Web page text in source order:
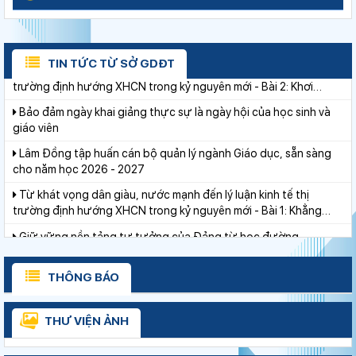
TIN TỨC TỪ SỞ GDĐT
Khát khao thay đổi cuộc sống bằng con đường học tập
Từ khát vọng dân giàu, nước mạnh đến lý luận kinh tế thị
trường định hướng XHCN trong kỷ nguyên mới - Bài 2: Khơi
thông nguồn lực, vững bước tiến vào kỷ nguyên mới (tiếp theo
và hết)
Bảo đảm ngày khai giảng thực sự là ngày hội của học sinh và
Lâm Đồng tập huấn cán bộ quản lý ngành Giáo dục, sẵn sàng
cho năm học 2026 - 2027
Từ khát vọng dân giàu, nước mạnh đến lý luận kinh tế thị
trường định hướng XHCN trong kỷ nguyên mới - Bài 1: Khẳng
định tư tưởng Hồ Chí Minh, đấu tranh với luận điệu xuyên tạc
Giữ vững nền tảng tư tưởng của Ðảng từ học đường
Bộ Giáo dục và Đào tạo triển khai 100 ngày tháo gỡ các điểm
phòng, chống đuối nước và sơ cấp cứu cho thanh thiếu nhi
THÔNG BÁO
THƯ VIỆN ẢNH